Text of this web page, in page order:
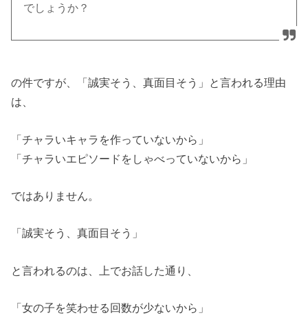
でしょうか？
の件ですが、「誠実そう、真面目そう」と言われる理由
は、
「チャラいキャラを作っていないから」
「チャラいエピソードをしゃべっていないから」
ではありません。
「誠実そう、真面目そう」
と言われるのは、上でお話した通り、
「女の子を笑わせる回数が少ないから」